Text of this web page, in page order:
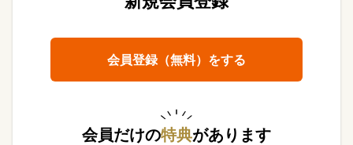
会員登録（無料）をする
会員だけの特典があります